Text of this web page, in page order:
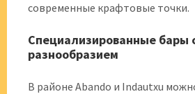
современные крафтовые точки.
Специализированные бары
разнообразием
В районе Abando и Indautxu